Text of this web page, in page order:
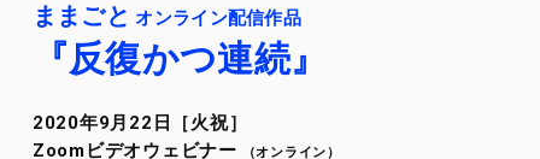
ままごと オンライン配信作品
『反復かつ連続』
2020年9月22日［火祝］
Zoomビデオウェビナー （オンライン）